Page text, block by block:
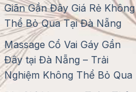
Giãn Gần Đây Giá Rẻ Không
Thể Bỏ Qua Tại Đà Nẵng
Massage Cổ Vai Gáy Gần
Đây tại Đà Nẵng – Trải
Nghiệm Không Thể Bỏ Qua